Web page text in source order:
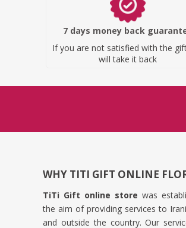
7 days money back
If you are not satisfied with the
will take it back
WHY TITI GIFT ONLINE
TiTi Gift online store was
the aim of providing services to
and outside the country. Our